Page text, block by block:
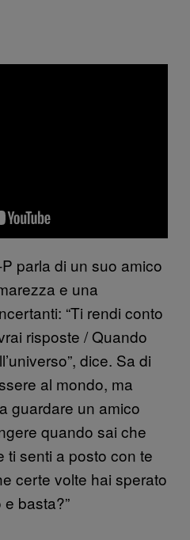
parla di un suo amico
e una
“Ti rendi conto
risposte / Quando
dice. Sa di
al mondo, ma
guardare un amico
quando sai che
ti senti a posto con te
certe volte hai sperato
basta?”